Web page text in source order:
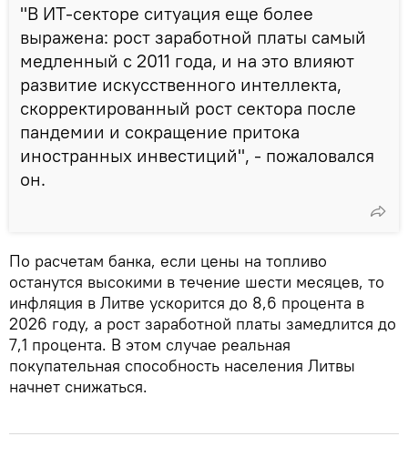
"В ИТ-секторе ситуация еще более
выражена: рост заработной платы самый
медленный с 2011 года, и на это влияют
развитие искусственного интеллекта,
скорректированный рост сектора после
пандемии и сокращение притока
иностранных инвестиций", - пожаловался
он.
По расчетам банка, если цены на топливо
останутся высокими в течение шести месяцев, то
инфляция в Литве ускорится до 8,6 процента в
2026 году, а рост заработной платы замедлится до
7,1 процента. В этом случае реальная
покупательная способность населения Литвы
начнет снижаться.